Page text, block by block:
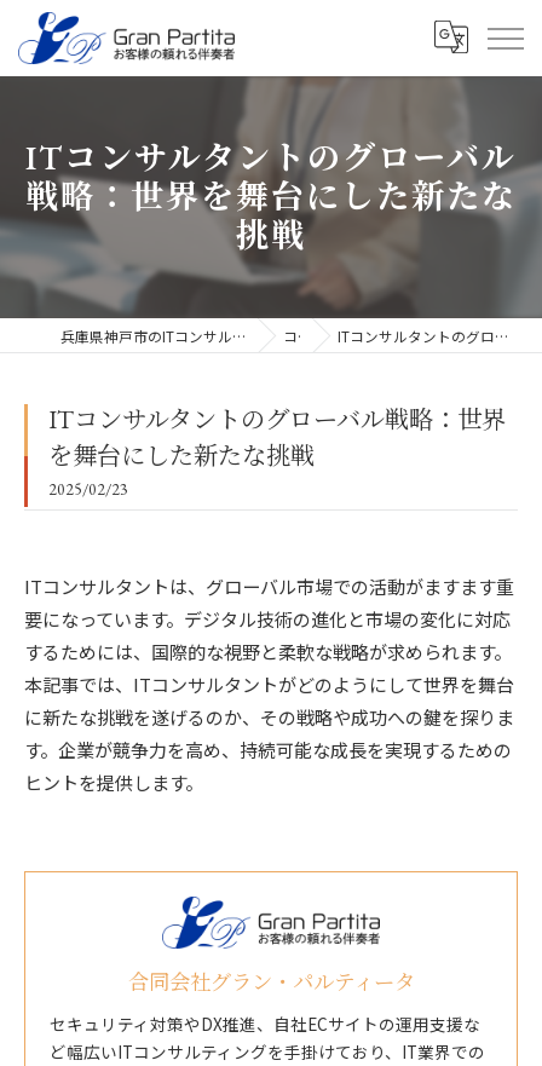
ITコンサルタントのグローバル
戦略：世界を舞台にした新たな
挑戦
兵庫県神戸市のITコンサルタントなら合同会社グラン・パルティータ コラム ITコンサルタントのグローバル戦略：世界を舞台にした新たな挑戦
ITコンサルタントのグローバル戦略：世界
を舞台にした新たな挑戦
2025/02/23
ITコンサルタントは、グローバル市場での活動がますます重
要になっています。デジタル技術の進化と市場の変化に対応
するためには、国際的な視野と柔軟な戦略が求められます。
本記事では、ITコンサルタントがどのようにして世界を舞台
に新たな挑戦を遂げるのか、その戦略や成功への鍵を探りま
す。企業が競争力を高め、持続可能な成長を実現するための
ヒントを提供します。
合同会社グラン・パルティータ
セキュリティ対策やDX推進、自社ECサイトの運用支援な
ど幅広いITコンサルティングを手掛けており、IT業界での